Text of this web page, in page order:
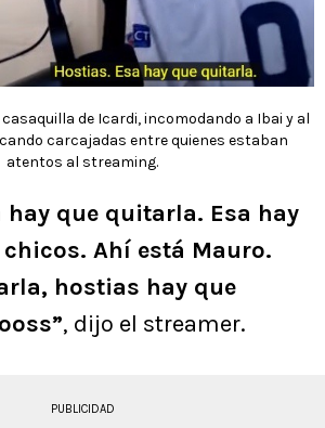
de Icardi, incomodando a Ibai y al
carcajadas entre quienes estaban
atentos al streaming.
hay que quitarla. Esa hay
Ahí está Mauro.
hostias hay que
, dijo el streamer.
PUBLICIDAD